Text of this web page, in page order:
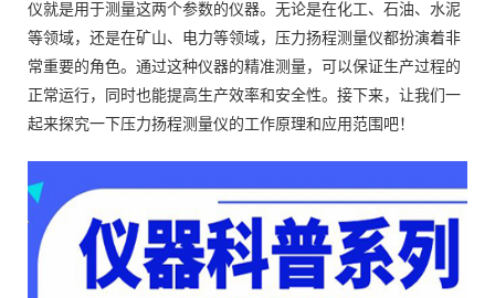
仪就是用于测量这两个参数的仪器。无论是在化工、石油、水泥
等领域，还是在矿山、电力等领域，压力扬程测量仪都扮演着非
常重要的角色。通过这种仪器的精准测量，可以保证生产过程的
正常运行，同时也能提高生产效率和安全性。接下来，让我们一
起来探究一下压力扬程测量仪的工作原理和应用范围吧！